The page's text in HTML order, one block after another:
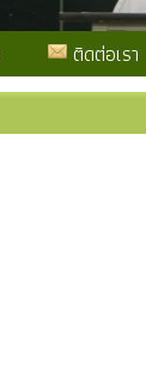
ติดต่อเรา